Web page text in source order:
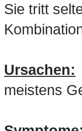
Sie tritt
Ursachen:
meistens